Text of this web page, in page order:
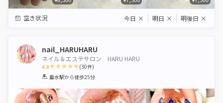
空き状況 今日 × 明日 × 明後日 ×
nail_HARUHARU
ネイル＆エステサロン HARU HARU
4.8
1 2 3 4 5
(30件)
垂水駅から徒歩25分